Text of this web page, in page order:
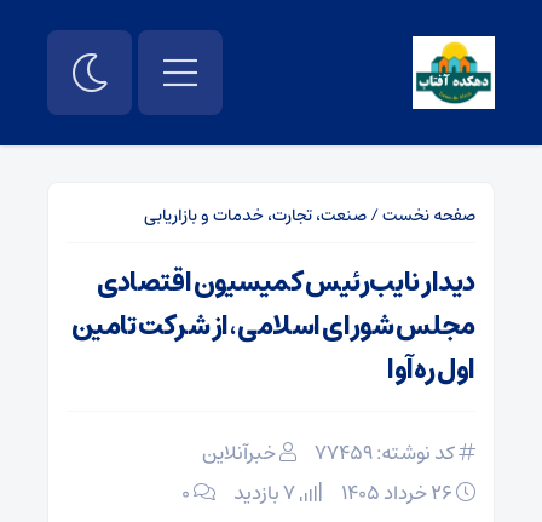
صفحه نخست/صنعت، تجارت، خدمات و بازاریابی
دیدار نایب‌رئیس کمیسیون اقتصادی
مجلس شورای اسلامی، از شرکت تامین
اول ره‌آوا
کد نوشته: 77459
خبرآنلاین
۰